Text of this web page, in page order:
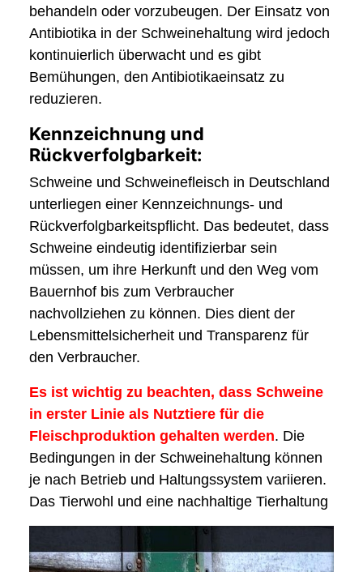
behandeln oder vorzubeugen. Der Einsatz von
Antibiotika in der Schweinehaltung wird jedoch
kontinuierlich überwacht und es gibt
Bemühungen, den Antibiotikaeinsatz zu
reduzieren.
Kennzeichnung und
Rückverfolgbarkeit:
Schweine und Schweinefleisch in Deutschland
unterliegen einer Kennzeichnungs- und
Rückverfolgbarkeitspflicht. Das bedeutet, dass
Schweine eindeutig identifizierbar sein
müssen, um ihre Herkunft und den Weg vom
Bauernhof bis zum Verbraucher
nachvollziehen zu können. Dies dient der
Lebensmittelsicherheit und Transparenz für
den Verbraucher.
Es ist wichtig zu beachten, dass Schweine
in erster Linie als Nutztiere für die
Fleischproduktion gehalten werden. Die
Bedingungen in der Schweinehaltung können
je nach Betrieb und Haltungssystem variieren.
Das Tierwohl und eine nachhaltige Tierhaltung